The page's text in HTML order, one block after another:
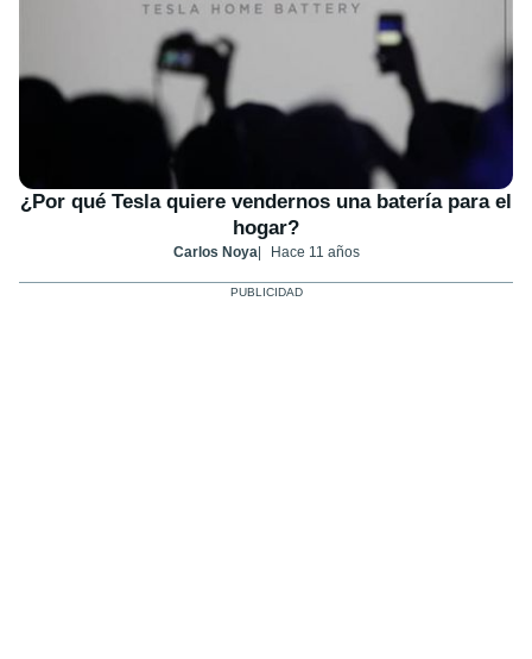
¿Por qué Tesla quiere vendernos una batería para el
hogar?
Carlos Noya Hace 11 años